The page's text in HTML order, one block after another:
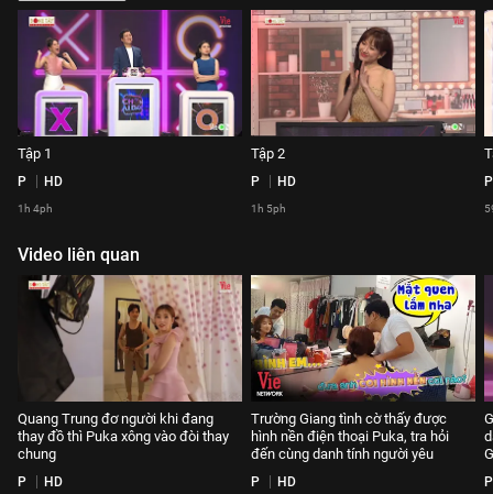
Tập 1
P HD
1h 4ph
Tập 2
P HD
1h 5ph
P
Video liên quan
Quang Trung đơ người khi đang
thay đồ thì Puka xông vào đòi thay
chung
P HD
Trường Giang tình cờ thấy được
hình nền điện thoại Puka, tra hỏi
đến cùng danh tính người yêu
P HD P